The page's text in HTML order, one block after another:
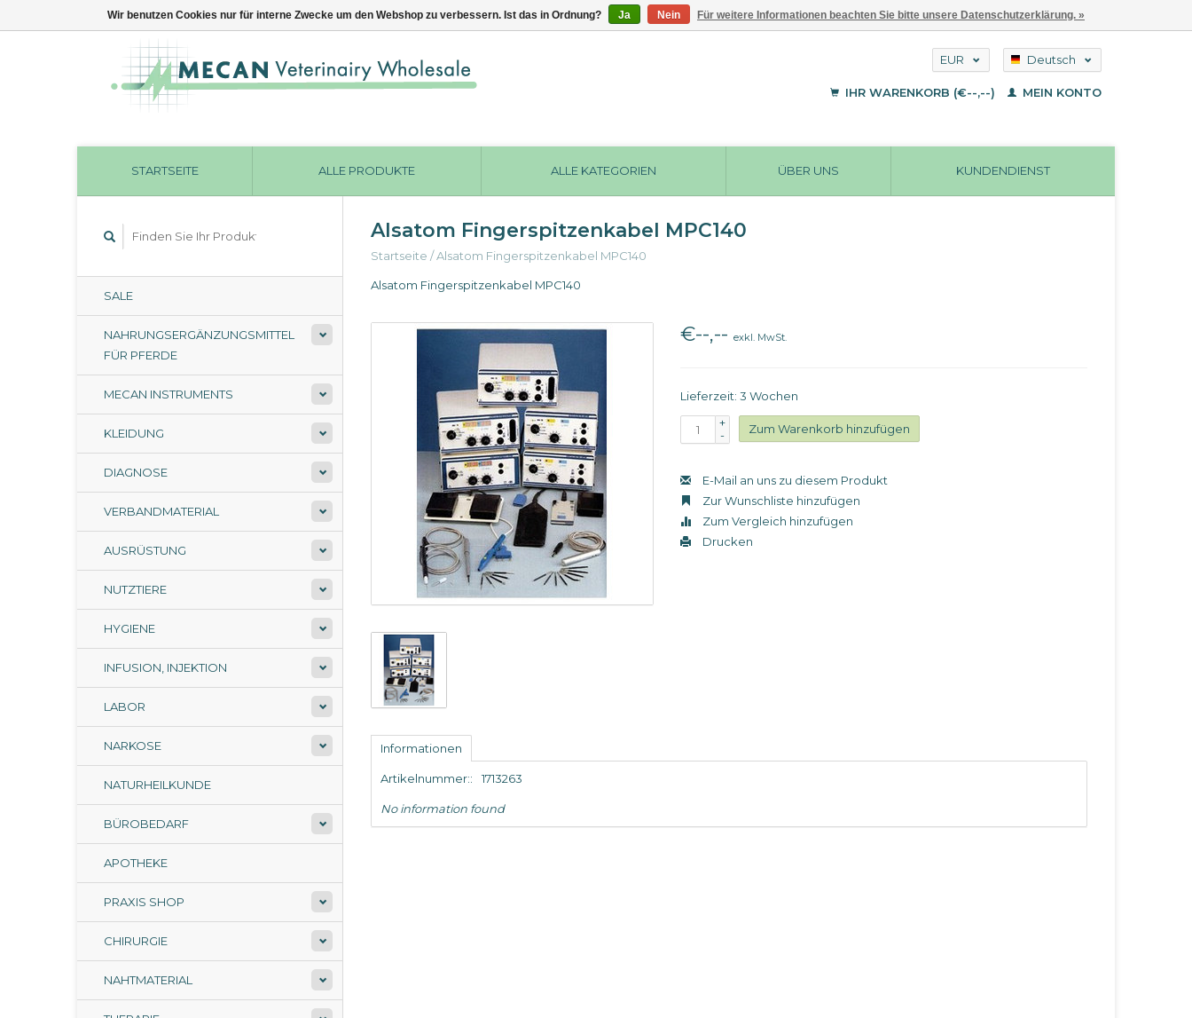
EUR
USD
Deutsch
Français
IHR WARENKORB (€--,--) MEIN KONTO
STARTSEITE ALLE PRODUKTE ALLE KATEGORIEN ÜBER UNS KUNDENDIENST
SALE
NAHRUNGSERGÄNZUNGSMITTEL
FÜR PFERDE
MECAN INSTRUMENTS
KLEIDUNG
DIAGNOSE
VERBANDMATERIAL
AUSRÜSTUNG
NUTZTIERE
HYGIENE
INFUSION, INJEKTION
LABOR
NARKOSE
NATURHEILKUNDE
BÜROBEDARF
APOTHEKE
PRAXIS SHOP
CHIRURGIE
NAHTMATERIAL
Alsatom Fingerspitzenkabel MPC140
Startseite /Alsatom Fingerspitzenkabel MPC140
Alsatom Fingerspitzenkabel MPC140
€--,--exkl. MwSt.
Lieferzeit: 3 Wochen
+
-
Zum Warenkorb hinzufügen
E-Mail an uns zu diesem Produkt
Zur Wunschliste hinzufügen
Zum Vergleich hinzufügen
Drucken
Informationen
Artikelnummer:: 1713263
No information found
Wir benutzen Cookies nur für interne Zwecke um den Webshop zu verbessern. Ist das in Ordnung? Ja Nein Für weitere Informationen beachten Sie bitte unsere Datenschutzerklärung. »